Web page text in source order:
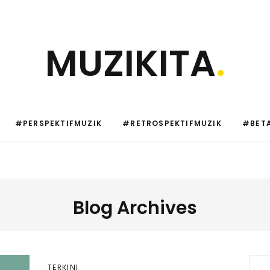
MUZIKITA.
#PERSPEKTIFMUZIK #RETROSPEKTIFMUZIK
Blog Archives